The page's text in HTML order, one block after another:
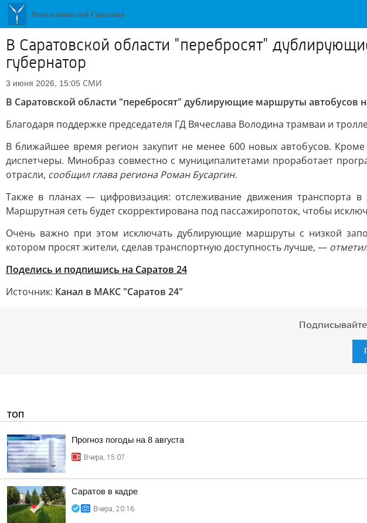
В Саратовской области "перебросят"
губернатор
3 июня 2026, 15:05 СМИ
В Саратовской области "перебросят" дублирующие маршруты автобусов
Благодаря поддержке председателя ГД Вячеслава Володина трамваи и
В ближайшее время регион закупит не менее 600 новых автобусов.
диспетчеры. Минобраз совместно с муниципалитетами проработает
отрасли, сообщил глава региона Роман Бусаргин.
Также в планах — цифровизация: отслеживание движения транспорта
Маршрутная сеть будет скорректирована под пассажиропоток, чтобы
Очень важно при этом исключать дублирующие маршруты с низкой
котором просят жители, сделав транспортную доступность лучше, —
Поделись и подпишись на Саратов 24
Источник: Канал в МАКС "Саратов 24"
ТОП
Прогноз погоды на 8 августа
Вчера, 15:07
Саратов в кадре
Вчера, 20:16